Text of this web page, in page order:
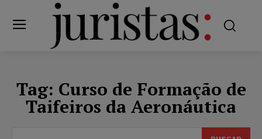
Tag: Curso de Formação de
Taifeiros da Aeronáutica